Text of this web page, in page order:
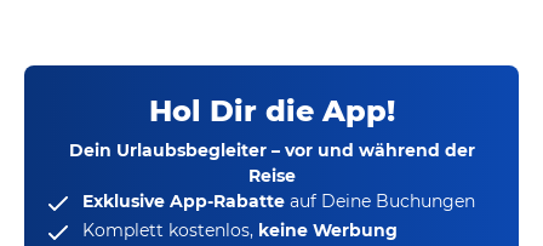
Hol Dir die App!
Dein Urlaubsbegleiter – vor und während der
Reise
Exklusive App-Rabatte auf Deine Buchungen
Komplett kostenlos, keine Werbung